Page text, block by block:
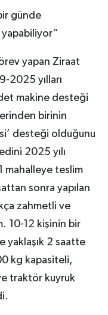
günde
yapan Ziraat
2025 yılları
makine desteği
birinin
desteği olduğunu
2025 yılı
mahalleye teslim
sonra yapılan
zahmetli ve
10-12 kişinin bir
yaklaşık 2 saatte
kg kapasiteli,
traktör kuyruk